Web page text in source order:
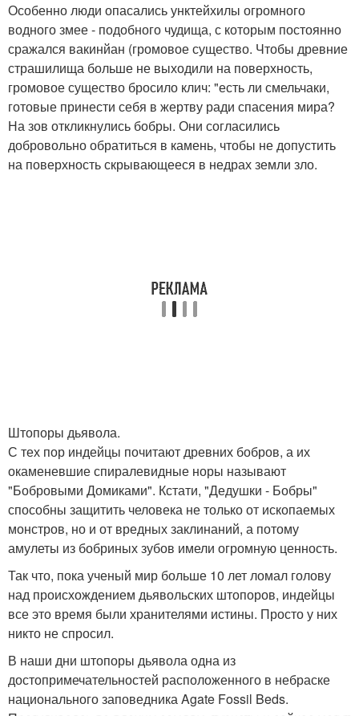
Особенно люди опасались унктейхилы огромного
водного змее - подобного чудища, с которым постоянно
сражался вакинйан (громовое существо. Чтобы древние
страшилища больше не выходили на поверхность,
громовое существо бросило клич: "есть ли смельчаки,
готовые принести себя в жертву ради спасения мира?
На зов откликнулись бобры. Они согласились
добровольно обратиться в камень, чтобы не допустить
на поверхность скрывающееся в недрах земли зло.
Штопоры дьявола.
С тех пор индейцы почитают древних бобров, а их
окаменевшие спиралевидные норы называют
"Бобровыми Домиками". Кстати, "Дедушки - Бобры"
способны защитить человека не только от ископаемых
монстров, но и от вредных заклинаний, а потому
амулеты из бобриных зубов имели огромную ценность.
Так что, пока ученый мир больше 10 лет ломал голову
над происхождением дьявольских штопоров, индейцы
все это время были хранителями истины. Просто у них
никто не спросил.
В наши дни штопоры дьявола одна из
достопримечательностей расположенного в небраске
национального заповедника Agate Fossil Beds.